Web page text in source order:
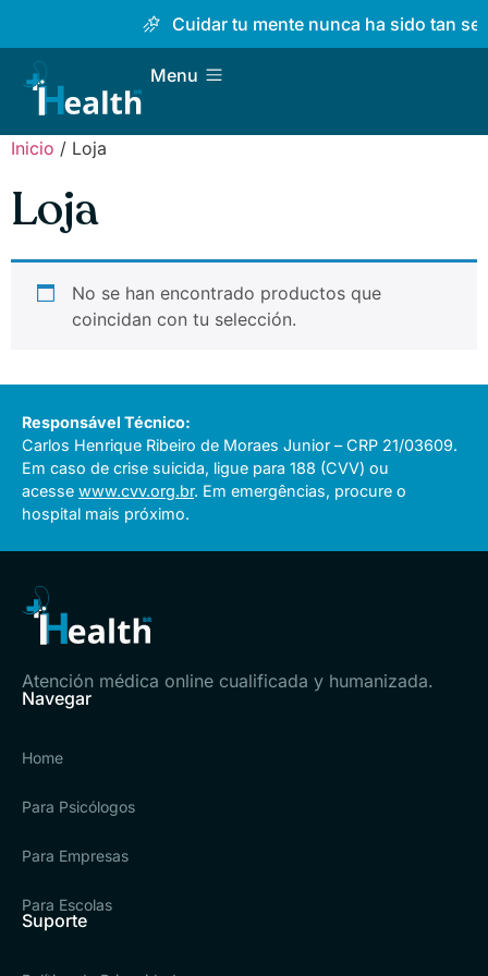
Cuidar tu mente nunca ha sido tan
Menu
Inicio / Loja
Loja
No se han encontrado productos que
coincidan con tu selección.
Responsável Técnico:
Carlos Henrique Ribeiro de Moraes Junior – CRP 21/03609.
Em caso de crise suicida, ligue para 188 (CVV) ou
acesse www.cvv.org.br. Em emergências, procure o
hospital mais próximo.
Atención médica online cualificada y humanizada.
Navegar
Home
Para Psicólogos
Para Empresas
Para Escolas
Suporte